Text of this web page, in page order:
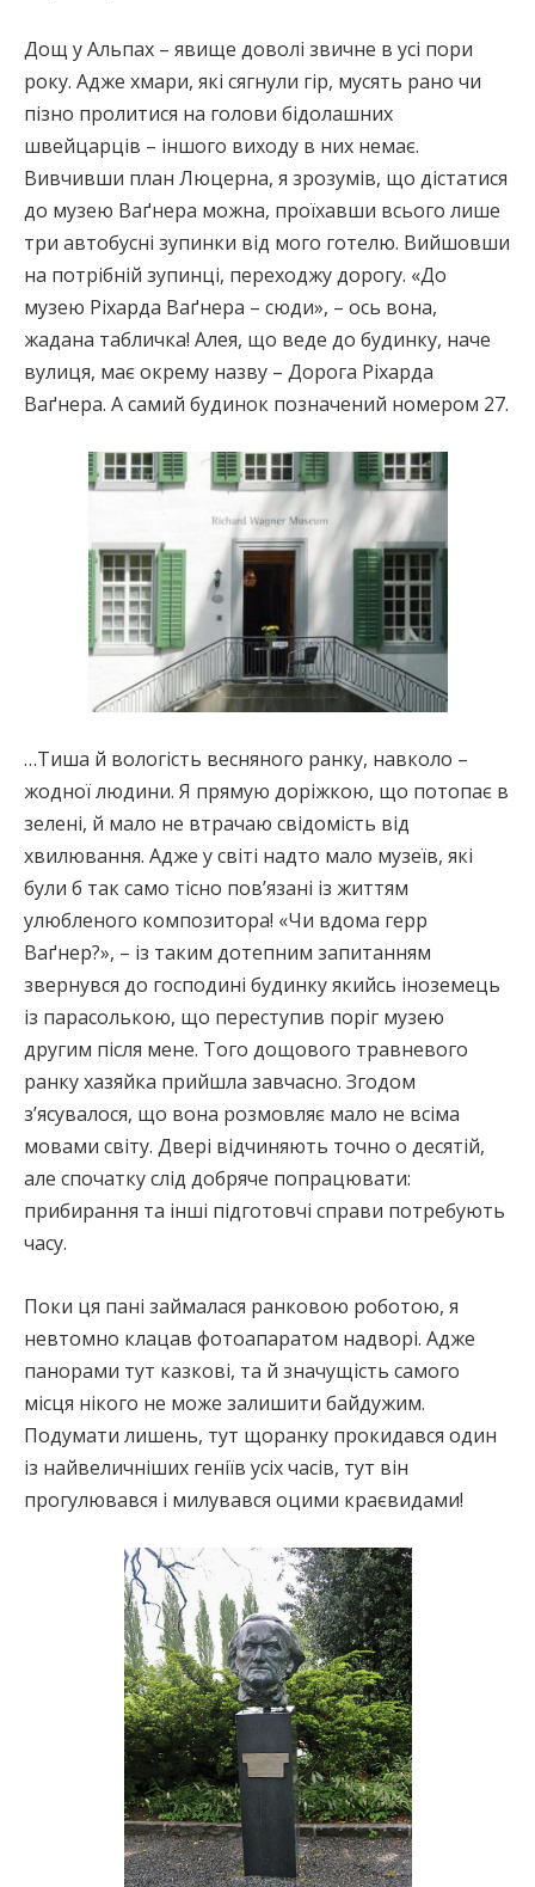
Дощ у Альпах – явище доволі звичне в усі пори
року. Адже хмари, які сягнули гір, мусять рано чи
пізно пролитися на голови бідолашних
швейцарців – іншого виходу в них немає.
Вивчивши план Люцерна, я зрозумів, що дістатися
до музею Ваґнера можна, проїхавши всього лише
три автобусні зупинки від мого готелю. Вийшовши
на потрібній зупинці, переходжу дорогу. «До
музею Ріхарда Ваґнера – сюди», – ось вона,
жадана табличка! Алея, що веде до будинку, наче
вулиця, має окрему назву – Дорога Ріхарда
Ваґнера. А самий будинок позначений номером 27.
…Тиша й вологість весняного ранку, навколо –
жодної людини. Я прямую доріжкою, що потопає в
зелені, й мало не втрачаю свідомість від
хвилювання. Адже у світі надто мало музеїв, які
були б так само тісно пов’язані із життям
улюбленого композитора! «Чи вдома герр
Ваґнер?», – із таким дотепним запитанням
звернувся до господині будинку якийсь іноземець
із парасолькою, що переступив поріг музею
другим після мене. Того дощового травневого
ранку хазяйка прийшла завчасно. Згодом
з’ясувалося, що вона розмовляє мало не всіма
мовами світу. Двері відчиняють точно о десятій,
але спочатку слід добряче попрацювати:
прибирання та інші підготовчі справи потребують
часу.
Поки ця пані займалася ранковою роботою, я
невтомно клацав фотоапаратом надворі. Адже
панорами тут казкові, та й значущість самого
місця нікого не може залишити байдужим.
Подумати лишень, тут щоранку прокидався один
із найвеличніших геніїв усіх часів, тут він
прогулювався і милувався оцими краєвидами!